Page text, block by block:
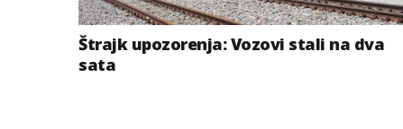
Štrajk upozorenja: Vozovi stali na dva
sata